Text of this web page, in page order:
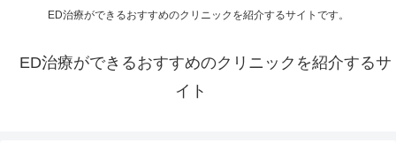
ED治療ができるおすすめのクリニックを紹介するサイトです。
ED治療ができるおすすめのクリニックを紹介するサ
イト